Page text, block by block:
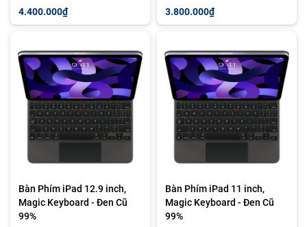
4.400.000₫
3.800.000₫
Bàn Phím iPad 12.9 inch,
Magic Keyboard - Đen Cũ
99%
Bàn Phím iPad 11 inch,
Magic Keyboard - Đen Cũ
99%